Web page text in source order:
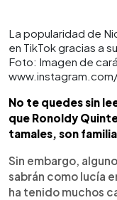
La popularidad de
en TikTok gracias a
Foto: Imagen de
No te quedes sin
que Ronoldy
tamales, son
Sin embargo,
sabrán como lucía
ha tenido muchos